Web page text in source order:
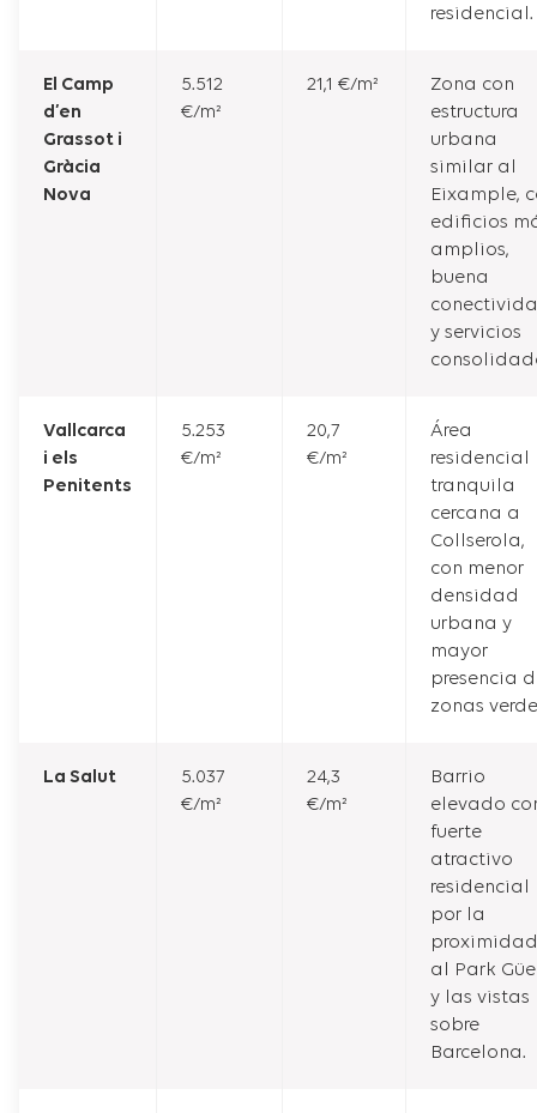
residencial.
El Camp
d’en
Grassot i
Gràcia
Nova
5.512
€/m²
21,1 €/m²
Zona con
estructura
urbana
similar al
Eixample,
edificios
amplios,
buena
y servicios
Vallcarca
i els
Penitents
5.253
€/m²
20,7
€/m²
Área
residencial
tranquila
cercana a
Collserola,
con menor
densidad
urbana y
mayor
presencia
zonas
La Salut
5.037
€/m²
24,3
€/m²
Barrio
elevado
fuerte
atractivo
residencial
por la
proximidad
al Park
y las vistas
sobre
Barcelona.